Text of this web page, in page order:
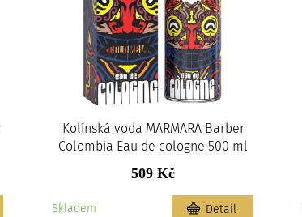
Kolínská voda MARMARA Barber
Colombia Eau de cologne 500 ml
509 Kč
Skladem Detail